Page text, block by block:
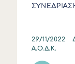
29/11/2022
Α.Ο.Δ.Κ.